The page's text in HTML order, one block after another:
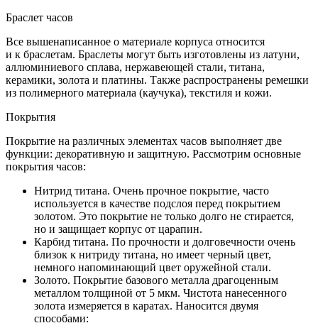
Браслет часов
Все вышенаписанное о материале корпуса относится
и к браслетам. Браслеты могут быть изготовлены из латуни,
аллюминиевого сплава, нержавеющей стали, титана,
керамики, золота и платины. Также распространены ремешки
из полимерного материала (каучука), текстиля и кожи.
Покрытия
Покрытие на различных элементах часов выполняет две
функции: декоративную и защитную. Рассмотрим основные
покрытия часов:
Нитрид титана. Очень прочное покрытие, часто
используется в качестве подслоя перед покрытием
золотом. Это покрытие не только долго не стирается,
но и защищает корпус от царапин.
Карбид титана. По прочности и долговечности очень
близок к нитриду титана, но имеет черный цвет,
немного напоминающий цвет оружейной стали.
Золото. Покрытие базового металла драгоценным
металлом толщиной от 5 мкм. Чистота нанесенного
золота измеряется в каратах. Наносится двумя
способами: